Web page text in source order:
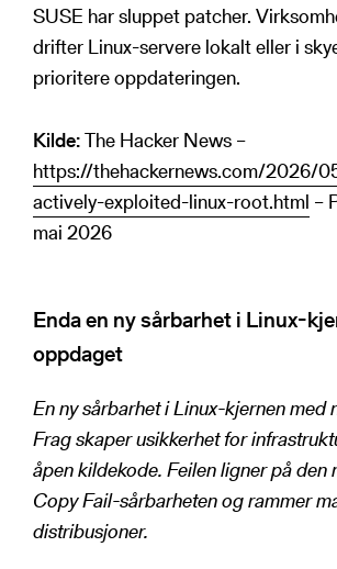
SUSE har sluppet patcher.
drifter Linux-servere lokalt eller i
prioritere oppdateringen.
Kilde:The Hacker News –
https://thehackernews.com/2026/
actively-exploited-linux-root.html –
mai 2026
Enda en ny sårbarhet i Linux-
oppdaget
En ny sårbarhet i Linux-kjernen med
Frag skaper usikkerhet for
åpen kildekode. Feilen ligner på den
Copy Fail-sårbarheten og rammer
distribusjoner.